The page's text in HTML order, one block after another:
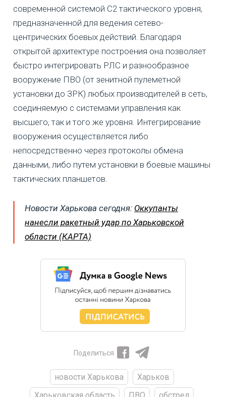
современной системой С2 тактического уровня,
предназначенной для ведения сетево-
центрических боевых действий. Благодаря
открытой архитектуре построения она позволяет
быстро интегрировать РЛС и разнообразное
вооружение ПВО (от зенитной пулеметной
установки до ЗРК) любых производителей в сеть,
соединяемую с системами управления как
высшего, так и того же уровня. Интегрирование
вооружения осуществляется либо
непосредственно через протоколы обмена
данными, либо путем установки в боевые машины
тактических планшетов.
Новости Харькова сегодня: Оккупанты
нанесли ракетный удар по Харьковской
области (КАРТА)
Поделиться
новости Харькова
Харьков
Харьковская область
ПВО обстрел